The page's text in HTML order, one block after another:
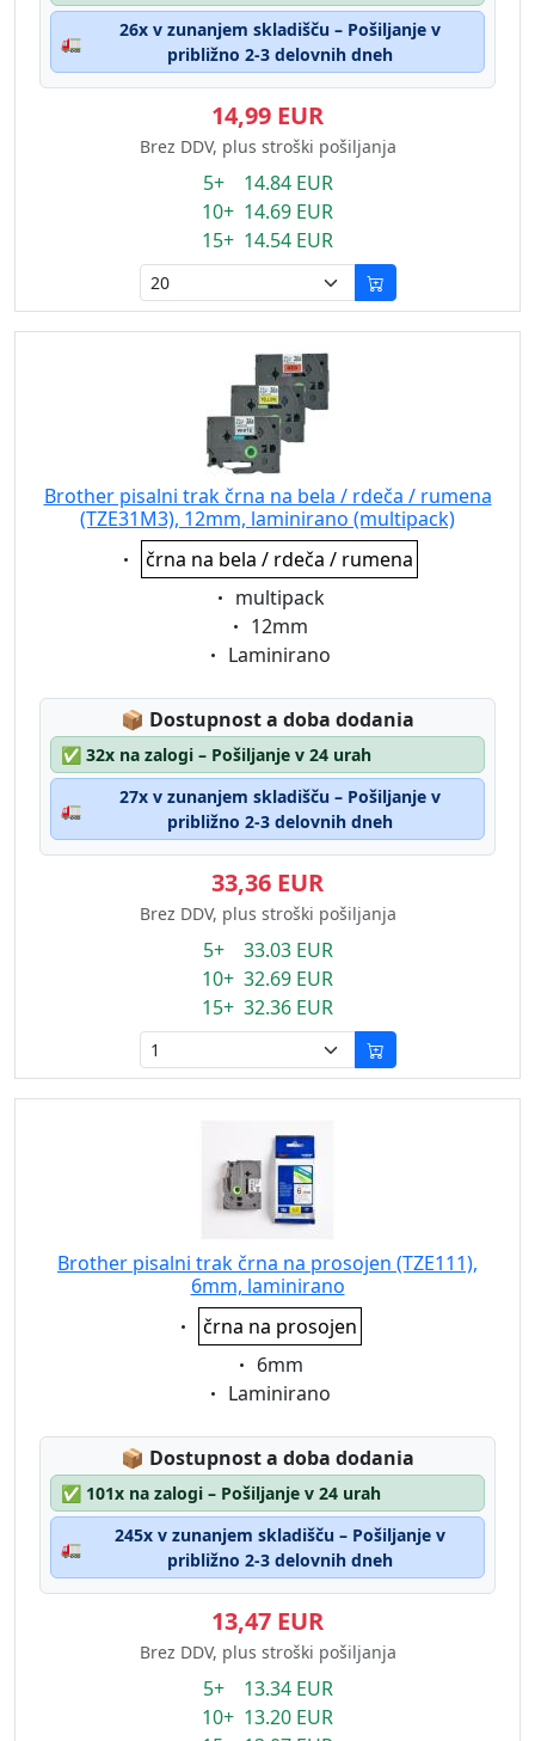
🚛
26x v zunanjem skladišču – Pošiljanje v
približno 2-3 delovnih dneh
14,99 EUR
Brez DDV, plus stroški pošiljanja
5+ 14.84 EUR
10+ 14.69 EUR
15+ 14.54 EUR
Brother pisalni trak črna na bela / rdeča / rumena
(TZE31M3), 12mm, laminirano (multipack)
Eigenschaft:
črna na bela / rdeča / rumena
Eigenschaft:
multipack
Eigenschaft:
12mm
Eigenschaft:
Laminirano
📦 Lagerstatus:
Dostupnost a doba dodania
✅ 32x na zalogi – Pošiljanje v 24 urah
🚛
27x v zunanjem skladišču – Pošiljanje v
približno 2-3 delovnih dneh
33,36 EUR
Brez DDV, plus stroški pošiljanja
5+ 33.03 EUR
10+ 32.69 EUR
15+ 32.36 EUR
Brother pisalni trak črna na prosojen (TZE111),
6mm, laminirano
Eigenschaft:
črna na prosojen
Eigenschaft:
6mm
Eigenschaft:
Laminirano
📦 Lagerstatus:
Dostupnost a doba dodania
✅ 101x na zalogi – Pošiljanje v 24 urah
🚛
245x v zunanjem skladišču – Pošiljanje v
približno 2-3 delovnih dneh
13,47 EUR
Brez DDV, plus stroški pošiljanja
5+ 13.34 EUR
10+ 13.20 EUR